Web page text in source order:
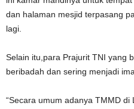
dan halaman mesjid terpasang
lagi.
Selain itu,para Prajurit TNI yang
beribadah dan sering menjadi
“Secara umum adanya TMMD